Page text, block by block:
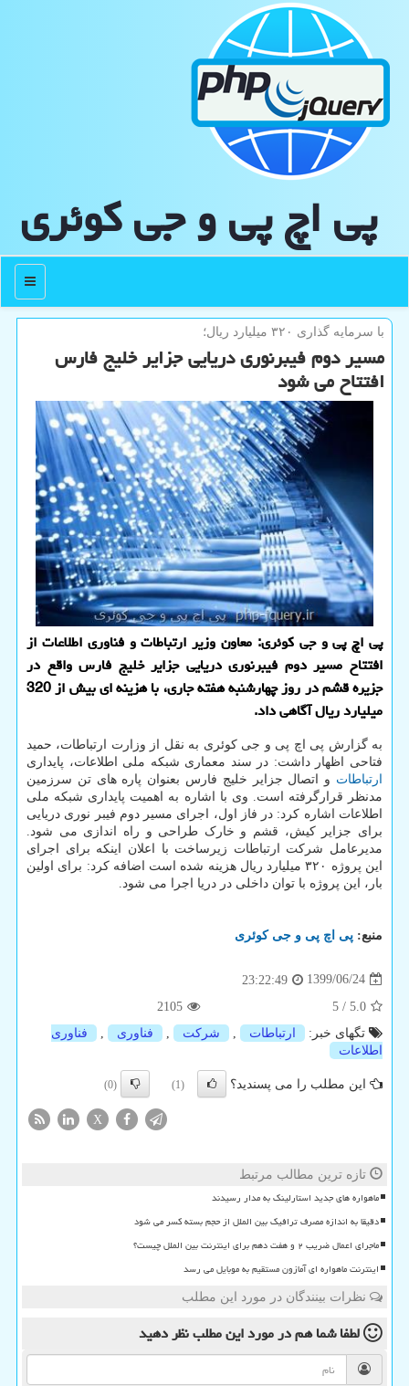
پی اچ پی و جی كوئری
منو
با سرمایه گذاری ۳۲۰ میلیارد ریال؛
مسیر دوم فیبرنوری دریایی جزایر خلیج فارس
افتتاح می شود
پی اچ پی و جی كوئری: معاون وزیر ارتباطات و فناوری اطلاعات از
افتتاح مسیر دوم فیبرنوری دریایی جزایر خلیج فارس واقع در
جزیره قشم در روز چهارشنبه هفته جاری، با هزینه ای بیش از 320
میلیارد ریال آگاهی داد.
به گزارش پی اچ پی و جی کوئری به نقل از وزارت ارتباطات، حمید
فتاحی اظهار داشت: در سند معماری شبکه ملی اطلاعات، پایداری
ارتباطات و اتصال جزایر خلیج فارس بعنوان پاره های تن سرزمین
مدنظر قرارگرفته است. وی با اشاره به اهمیت پایداری شبکه ملی
اطلاعات اشاره کرد: در فاز اول، اجرای مسیر دوم فیبر نوری دریایی
برای جزایر کیش، قشم و خارک طراحی و راه اندازی می شود.
مدیرعامل شرکت ارتباطات زیرساخت با اعلان اینکه برای اجرای
این پروژه ۳۲۰ میلیارد ریال هزینه شده است اضافه کرد: برای اولین
بار، این پروژه با توان داخلی در دریا اجرا می شود.
منبع: پی اچ پی و جی كوئری
1399/06/24
23:22:49
5.0
/
5
2105
تگهای خبر:
ارتباطات , شركت , فناوری ,
فناوری
اطلاعات
این مطلب را می پسندید؟ (1)
(0)
X
تازه ترین مطالب مرتبط
ماهواره های جدید استارلینک به مدار رسیدند
دقیقا به اندازه مصرف ترافیک بین الملل از حجم بسته کسر می شود
ماجرای اعمال ضریب ۲ و هفت دهم برای اینترنت بین الملل چیست؟
اینترنت ماهواره ای آمازون مستقیم به موبایل می رسد
نظرات بینندگان در مورد این مطلب
لطفا شما همدر مورد این مطلبنظر دهید